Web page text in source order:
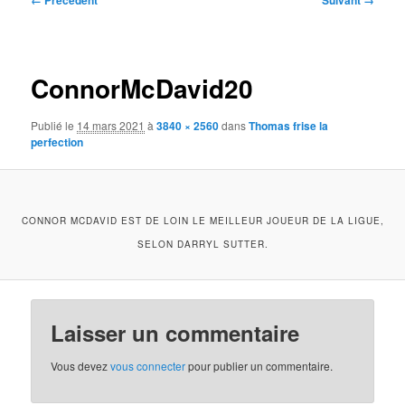
ConnorMcDavid20
Publié le 14 mars 2021 à3840 × 2560dansThomas frise la
perfection
CONNOR MCDAVID EST DE LOIN LE MEILLEUR JOUEUR DE LA LIGUE,
SELON DARRYL SUTTER.
Laisser un commentaire
Vous devezvous connecterpour publier un commentaire.